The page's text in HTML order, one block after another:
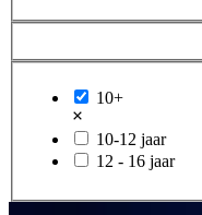
10+
10-12 jaar
12 - 16 jaar